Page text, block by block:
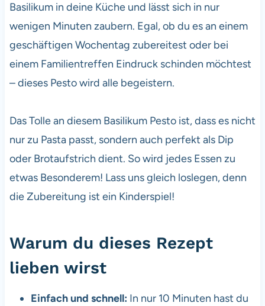
Basilikum in deine Küche und lässt sich in nur
wenigen Minuten zaubern. Egal, ob du es an einem
geschäftigen Wochentag zubereitest oder bei
einem Familientreffen Eindruck schinden möchtest
– dieses Pesto wird alle begeistern.
Das Tolle an diesem Basilikum Pesto ist, dass es nicht
nur zu Pasta passt, sondern auch perfekt als Dip
oder Brotaufstrich dient. So wird jedes Essen zu
etwas Besonderem! Lass uns gleich loslegen, denn
die Zubereitung ist ein Kinderspiel!
Warum du dieses Rezept
lieben wirst
Einfach und schnell: In nur 10 Minuten hast du